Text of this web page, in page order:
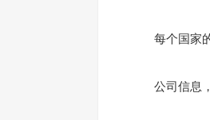
每个国家的
公司信息，